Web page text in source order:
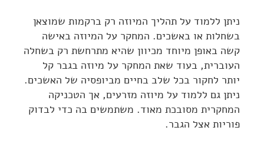
ניתן ללמוד על תהליך המיוזה רק ברקמות שמוצאן
בשחלות או באשכים. המחקר על המיוזה באישה
קשה באופן מיוחד מכיוון שהיא מתרחשת רק בשחלה
העוברית, בעוד שאת המחקר על מיוזה בגבר קל
יותר לחקור בכל שלב בחיים מביופסיה של האשכים.
ניתן גם ללמוד על מיוזה מזרעים, אך הטכניקה
המחקרית מסובכת מאוד. משתמשים בה כדי לבדוק
פוריות אצל הגבר.